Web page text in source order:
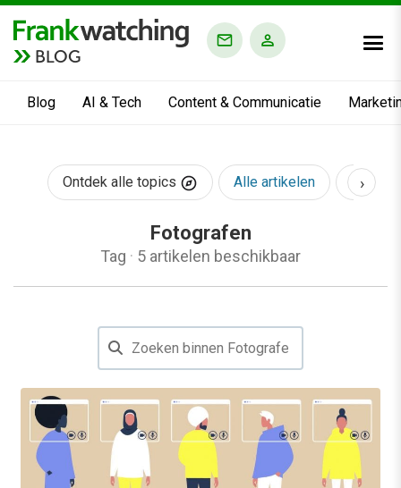
BLOG
Blog AI & Tech Content & Communicatie
Ontdek alle topics Alle artikelen AI &
›
Fotografen
Tag · 5 artikelen beschikbaar